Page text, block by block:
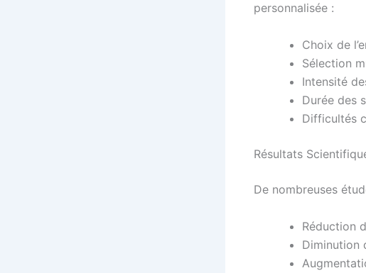
personnalisée :
Choix de
Sélection
Intensité
Durée des
Difficultés
Résultats
De nombreuses
Réduction
Diminution